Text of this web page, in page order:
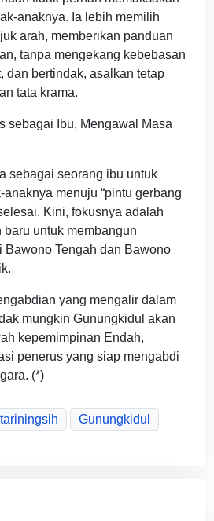
anaknya. Ia lebih memilih
arah, memberikan panduan
tanpa mengekang kebebasan
dan bertindak, asalkan tetap
tata krama.
sebagai Ibu, Mengawal Masa
sebagai seorang ibu untuk
menuju “pintu gerbang
Kini, fokusnya adalah
untuk membangun
Bawono Tengah dan Bawono
yang mengalir dalam
mungkin Gunungkidul akan
kepemimpinan Endah,
penerus yang siap mengabdi
(*)
Gunungkidul